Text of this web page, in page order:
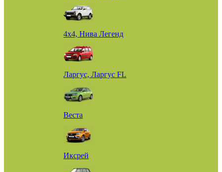
4х4, Нива Легенд
Ларгус, Ларгус FL
Веста
Иксрей